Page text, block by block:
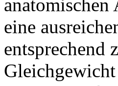
anatomischen
eine
entsprechend